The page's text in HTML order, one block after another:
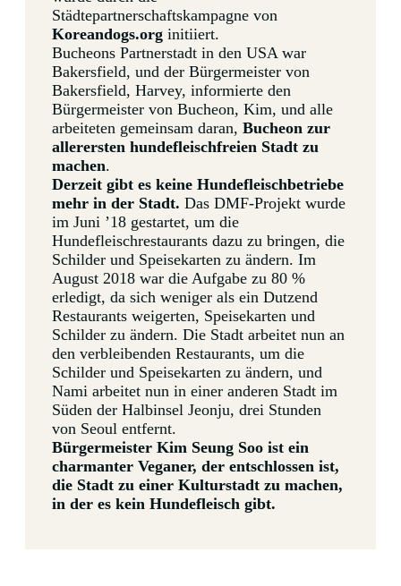
Städtepartnerschaftskampagne von
Koreandogs.org initiiert.
Bucheons Partnerstadt in den USA war
Bakersfield, und der Bürgermeister von
Bakersfield, Harvey, informierte den
Bürgermeister von Bucheon, Kim, und alle
arbeiteten gemeinsam daran, Bucheon zur
allerersten hundefleischfreien Stadt zu
machen.
Derzeit gibt es keine Hundefleischbetriebe
mehr in der Stadt. Das DMF-Projekt wurde
im Juni ’18 gestartet, um die
Hundefleischrestaurants dazu zu bringen, die
Schilder und Speisekarten zu ändern. Im
August 2018 war die Aufgabe zu 80 %
erledigt, da sich weniger als ein Dutzend
Restaurants weigerten, Speisekarten und
Schilder zu ändern. Die Stadt arbeitet nun an
den verbleibenden Restaurants, um die
Schilder und Speisekarten zu ändern, und
Nami arbeitet nun in einer anderen Stadt im
Süden der Halbinsel Jeonju, drei Stunden
von Seoul entfernt.
Bürgermeister Kim Seung Soo ist ein
charmanter Veganer, der entschlossen ist,
die Stadt zu einer Kulturstadt zu machen,
in der es kein Hundefleisch gibt.